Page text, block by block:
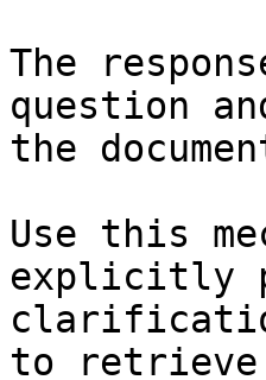
The
question
the
Use this
explicitly